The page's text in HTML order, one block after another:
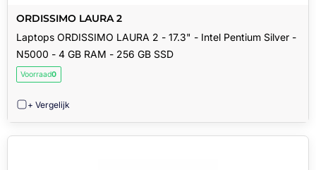
ORDISSIMO LAURA 2
Laptops ORDISSIMO LAURA 2 - 17.3" - Intel Pentium Silver -
N5000 - 4 GB RAM - 256 GB SSD
Voorraad0
+ Vergelijk